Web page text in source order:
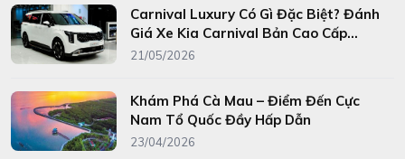
Carnival Luxury Có Gì Đặc Biệt? Đánh
Giá Xe Kia Carnival Bản Cao Cấp
Nhất
21/05/2026
Khám Phá Cà Mau – Điểm Đến Cực
Nam Tổ Quốc Đầy Hấp Dẫn
23/04/2026